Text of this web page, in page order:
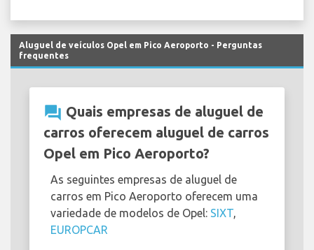
Aluguel de veículos Opel em Pico Aeroporto - Perguntas
frequentes
question_answer Quais empresas de aluguel de
carros oferecem aluguel de carros
Opel em Pico Aeroporto?
As seguintes empresas de aluguel de
carros em Pico Aeroporto oferecem uma
variedade de modelos de Opel: SIXT,
EUROPCAR